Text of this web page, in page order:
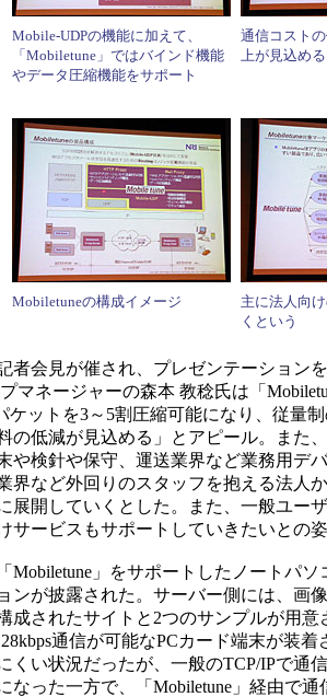
Mobile-UDPの機能に加えて、
「Mobiletune」ではバインド機能
やデータ圧縮機能をサポート
通信コスト
上が見込める
Mobiletuneの構成イメージ
主に法人向
くという
会見が催され、プレゼンテーション
マネージャーの森本 教稔氏は「
ケットを3～5割圧縮可能になり、従量
の低減が見込める」とアピール。また
や検針や保守、運送業界など業務用デ
界など外回りのスタッフを抱える法人
展開していくとした。また、一般ユー
サービスもサポートしていきたいとの姿
」をサポートしたノートパソ
ンが披露された。サーバー側には、画
成されたサイトと2つのサンプルが用意
通信が可能なPCカード端末が装着
くい状況だったが、一般のTCP/IPで通
なった一方で、「Mobiletune」経由で